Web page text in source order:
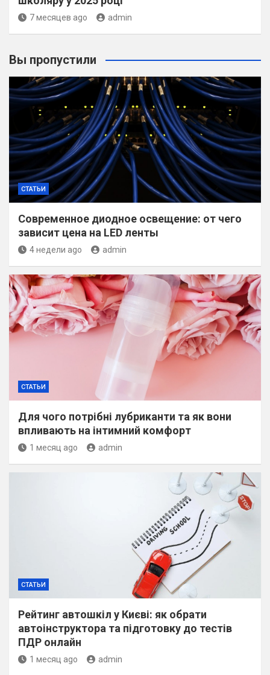
7 месяцев ago admin
Вы пропустили
СТАТЬИ
Современное диодное освещение: от чего
зависит цена на LED ленты
4 недели ago admin
СТАТЬИ
Для чого потрібні лубриканти та як вони
впливають на інтимний комфорт
1 месяц ago admin
СТАТЬИ
Рейтинг автошкіл у Києві: як обрати
автоінструктора та підготовку до тестів
ПДР онлайн
1 месяц ago admin